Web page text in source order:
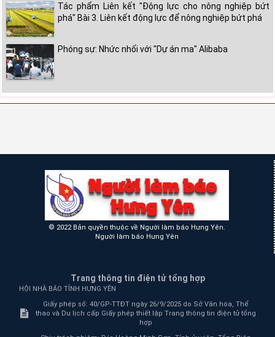
Tác phẩm Liên kết "Động lực cho nông nghiệp bứt
phá" Bài 3. Liên kết động lực để nông nghiệp bứt phá
Phóng sự: Nhức nhối với "Dự án ma" Alibaba
© 2022 Bản quyền thuộc về Người làm báo Hưng Yên.
Người làm báo Hưng Yên
Trang thông tin điện tử tổng hợp
HỘI NHÀ BÁO TỈNH HƯNG YÊN
Giấy phép số: 40/GP-TTĐT ngày 26/9/2025 do Sở Văn hóa, Thể
thao và Du lịch cấp Giấy phép thiết lập Trang thông tin điện tử tổng
hợp